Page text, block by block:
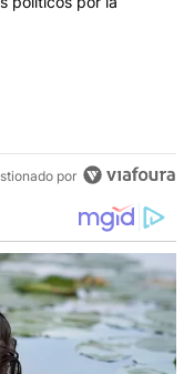
7 comentarios.
por